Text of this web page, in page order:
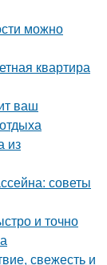
можно
квартира
ваш
из
советы
и точно
свежесть и